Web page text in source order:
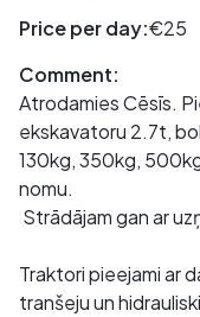
Price per day:€25
Comment:
Atrodamies Cēsīs.
ekskavatoru 2.7t,
130kg, 350kg,
nomu.
Strādājam gan ar
Traktori pieejami ar
tranšeju un